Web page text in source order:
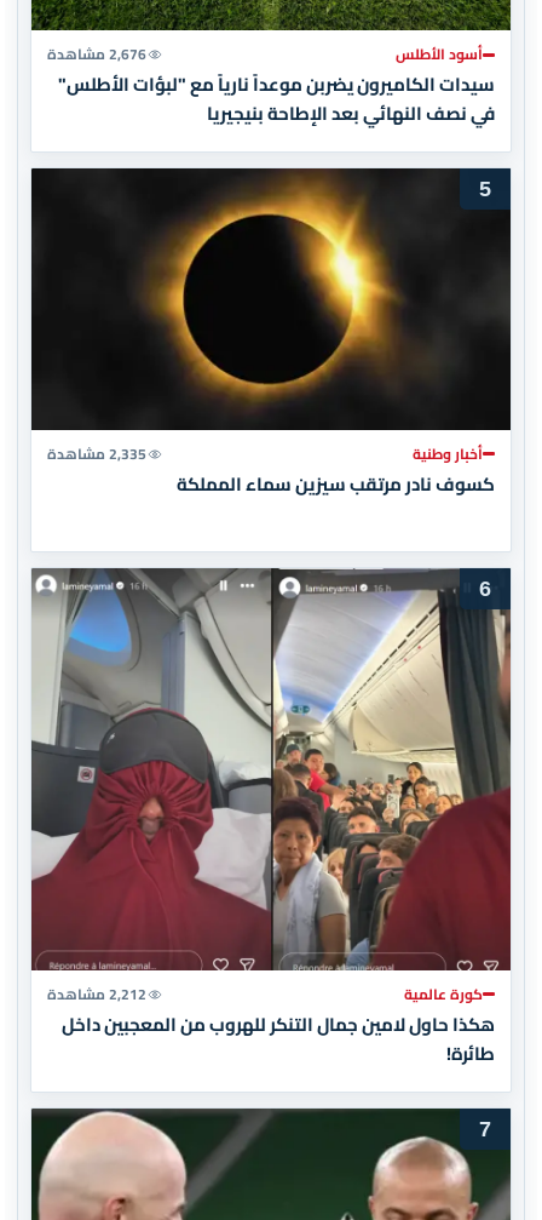
أسود الأطلس 2,676 مشاهدة
سيدات الكاميرون يضربن موعداً نارياً مع "لبؤات الأطلس"
في نصف النهائي بعد الإطاحة بنيجيريا
5
أخبار وطنية 2,335 مشاهدة
كسوف نادر مرتقب سيزين سماء المملكة
6
كورة عالمية 2,212 مشاهدة
هكذا حاول لامين جمال التنكر للهروب من المعجبين داخل
طائرة!
7